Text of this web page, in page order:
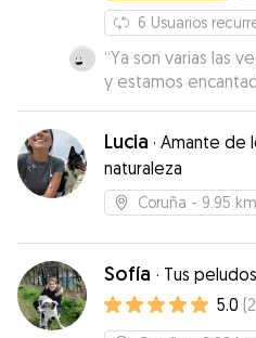
6 Usuarios
“Ya son varias las
y estamos
encarga de sus
pendiente de
feliz y no me
Lucia · Amante de
naturaleza
Coruña - 9.95 km
Sofía · Tus
5.0 (2